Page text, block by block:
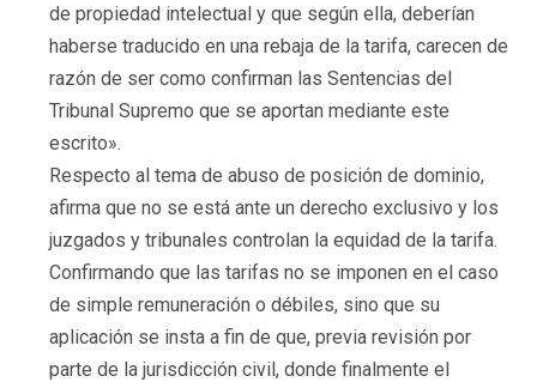
de propiedad intelectual y que según ella, deberían
haberse traducido en una rebaja de la tarifa, carecen de
razón de ser como confirman las Sentencias del
Tribunal Supremo que se aportan mediante este
escrito».
Respecto al tema de abuso de posición de dominio,
afirma que no se está ante un derecho exclusivo y los
juzgados y tribunales controlan la equidad de la tarifa.
Confirmando que las tarifas no se imponen en el caso
de simple remuneración o débiles, sino que su
aplicación se insta a fin de que, previa revisión por
parte de la jurisdicción civil, donde finalmente el